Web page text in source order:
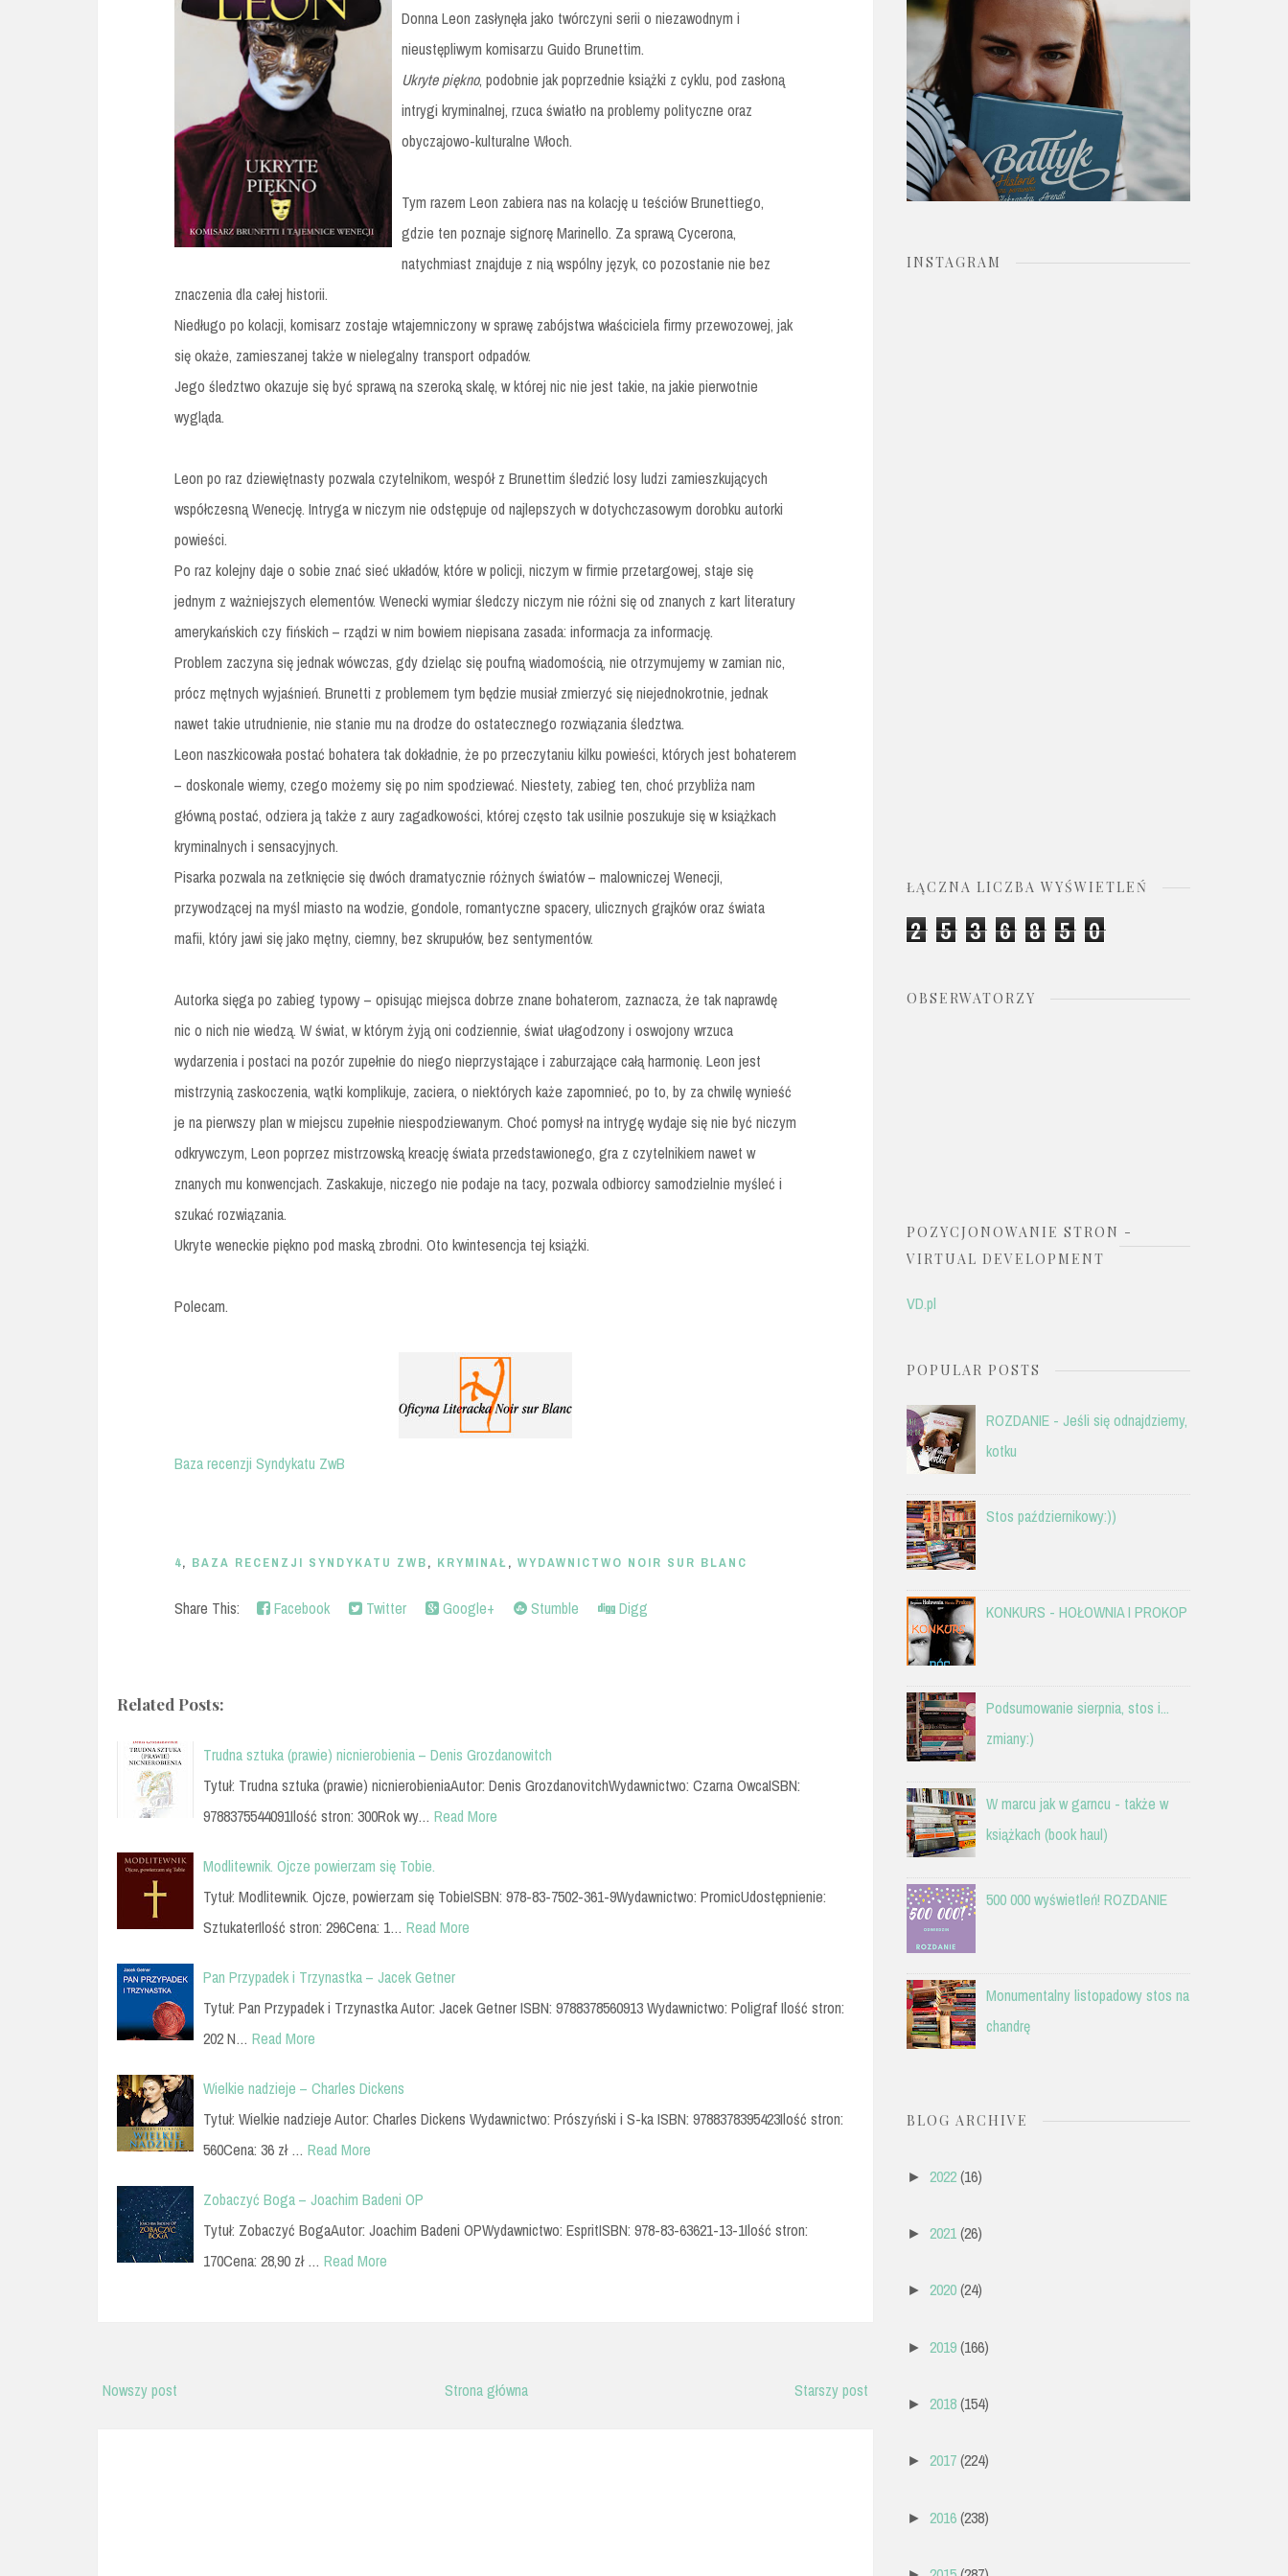
Donna Leon zasłynęła jako twórczyni serii o niezawodnym i
nieustępliwym komisarzu Guido Brunettim.
Ukryte piękno, podobnie jak poprzednie książki z cyklu, pod zasłoną
intrygi kryminalnej, rzuca światło na problemy polityczne oraz
obyczajowo-kulturalne Włoch.
Tym razem Leon zabiera nas na kolację u teściów Brunettiego,
gdzie ten poznaje signorę Marinello. Za sprawą Cycerona,
natychmiast znajduje z nią wspólny język, co pozostanie nie bez
znaczenia dla całej historii.
Niedługo po kolacji, komisarz zostaje wtajemniczony w sprawę zabójstwa właściciela firmy przewozowej, jak
się okaże, zamieszanej także w nielegalny transport odpadów.
Jego śledztwo okazuje się być sprawą na szeroką skalę, w której nic nie jest takie, na jakie pierwotnie
wygląda.
Leon po raz dziewiętnasty pozwala czytelnikom, wespół z Brunettim śledzić losy ludzi zamieszkujących
współczesną Wenecję. Intryga w niczym nie odstępuje od najlepszych w dotychczasowym dorobku autorki
powieści.
Po raz kolejny daje o sobie znać sieć układów, które w policji, niczym w firmie przetargowej, staje się
jednym z ważniejszych elementów. Wenecki wymiar śledczy niczym nie różni się od znanych z kart literatury
amerykańskich czy fińskich – rządzi w nim bowiem niepisana zasada: informacja za informację.
Problem zaczyna się jednak wówczas, gdy dzieląc się poufną wiadomością, nie otrzymujemy w zamian nic,
prócz mętnych wyjaśnień. Brunetti z problemem tym będzie musiał zmierzyć się niejednokrotnie, jednak
nawet takie utrudnienie, nie stanie mu na drodze do ostatecznego rozwiązania śledztwa.
Leon naszkicowała postać bohatera tak dokładnie, że po przeczytaniu kilku powieści, których jest bohaterem
– doskonale wiemy, czego możemy się po nim spodziewać. Niestety, zabieg ten, choć przybliża nam
główną postać, odziera ją także z aury zagadkowości, której często tak usilnie poszukuje się w książkach
kryminalnych i sensacyjnych.
Pisarka pozwala na zetknięcie się dwóch dramatycznie różnych światów – malowniczej Wenecji,
przywodzącej na myśl miasto na wodzie, gondole, romantyczne spacery, ulicznych grajków oraz świata
mafii, który jawi się jako mętny, ciemny, bez skrupułów, bez sentymentów.
Autorka sięga po zabieg typowy – opisując miejsca dobrze znane bohaterom, zaznacza, że tak naprawdę
nic o nich nie wiedzą. W świat, w którym żyją oni codziennie, świat ułagodzony i oswojony wrzuca
wydarzenia i postaci na pozór zupełnie do niego nieprzystające i zaburzające całą harmonię. Leon jest
mistrzynią zaskoczenia, wątki komplikuje, zaciera, o niektórych każe zapomnieć, po to, by za chwilę wynieść
je na pierwszy plan w miejscu zupełnie niespodziewanym. Choć pomysł na intrygę wydaje się nie być niczym
odkrywczym, Leon poprzez mistrzowską kreację świata przedstawionego, gra z czytelnikiem nawet w
znanych mu konwencjach. Zaskakuje, niczego nie podaje na tacy, pozwala odbiorcy samodzielnie myśleć i
szukać rozwiązania.
Ukryte weneckie piękno pod maską zbrodni. Oto kwintesencja tej książki.
Polecam.
Baza recenzji Syndykatu ZwB
4, BAZA RECENZJI SYNDYKATU ZWB, KRYMINAŁ, WYDAWNICTWO NOIR SUR BLANC
Share This: Facebook Twitter Google+ Stumble Digg
Related Posts:
Trudna sztuka (prawie) nicnierobienia – Denis Grozdanowitch
Tytuł: Trudna sztuka (prawie) nicnierobieniaAutor: Denis GrozdanovitchWydawnictwo: Czarna OwcaISBN:
9788375544091Ilość stron: 300Rok wy… Read More
Modlitewnik. Ojcze powierzam się Tobie.
Tytuł: Modlitewnik. Ojcze, powierzam się TobieISBN: 978-83-7502-361-9Wydawnictwo: PromicUdostępnienie:
SztukaterIlość stron: 296Cena: 1… Read More
Pan Przypadek i Trzynastka – Jacek Getner
Tytuł: Pan Przypadek i Trzynastka Autor: Jacek Getner ISBN: 9788378560913 Wydawnictwo: Poligraf Ilość stron:
202 N… Read More
Wielkie nadzieje – Charles Dickens
Tytuł: Wielkie nadzieje Autor: Charles Dickens Wydawnictwo: Prószyński i S-ka ISBN: 9788378395423Ilość stron:
560Cena: 36 zł … Read More
Zobaczyć Boga – Joachim Badeni OP
Tytuł: Zobaczyć BogaAutor: Joachim Badeni OPWydawnictwo: EspritISBN: 978-83-63621-13-1Ilość stron:
170Cena: 28,90 zł … Read More
Nowszy post Starszy post
Strona główna
o
r
:
INSTAGRAM
ŁĄCZNA LICZBA WYŚWIETLEŃ
2 5 3 6 8 5 0
OBSERWATORZY
POZYCJONOWANIE STRON -
VIRTUAL DEVELOPMENT
VD.pl
POPULAR POSTS
ROZDANIE - Jeśli się odnajdziemy,
kotku
Stos październikowy:))
KONKURS - HOŁOWNIA I PROKOP
Podsumowanie sierpnia, stos i...
zmiany:)
W marcu jak w garncu - także w
książkach (book haul)
500 000 wyświetleń! ROZDANIE
Monumentalny listopadowy stos na
chandrę
BLOG ARCHIVE
► 2022 (16)
► 2021 (26)
► 2020 (24)
► 2019 (166)
► 2018 (154)
► 2017 (224)
► 2016 (238)